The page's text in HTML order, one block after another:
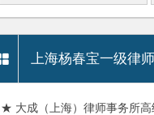
上海杨春宝一级律
★ 大成（上海）律师事务所